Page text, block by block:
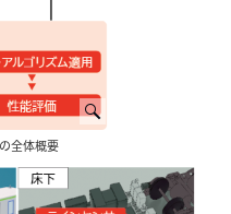
全体概要